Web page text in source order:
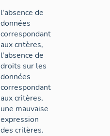
l'absence de
données
correspondant
aux critères,
l'absence de
droits sur les
données
correspondant
aux critères,
une mauvaise
expression
des critères.